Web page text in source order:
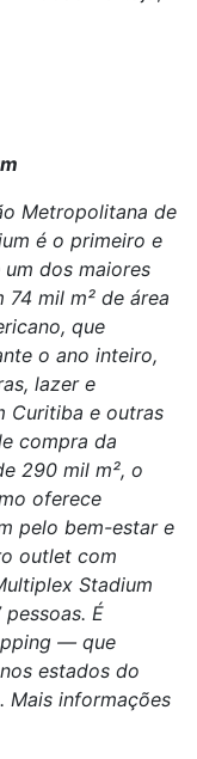
Metropolitana de
é o primeiro e
dos maiores
74 mil m² de área
que
o ano inteiro,
lazer e
Curitiba e outras
compra da
290 mil m², o
oferece
pelo bem-estar e
outlet com
Stadium
É
— que
estados do
Mais informações